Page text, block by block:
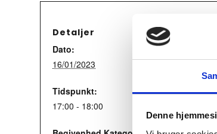
Denne
Detaljer
Dato:
16/01/2023
Tidspunkt:
17:00 - 18:00